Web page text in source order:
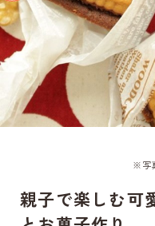
※写
親子で楽しむ可